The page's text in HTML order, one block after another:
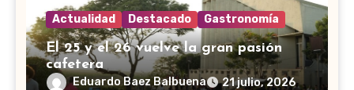
Actualidad Destacado Gastronomía
El 25 y el 26 vuelve la gran pasión
cafetera
Eduardo Baez Balbuena 21 julio, 2026